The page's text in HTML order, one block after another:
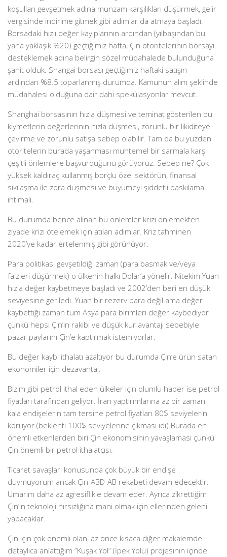
koşulları gevşetmek adına munzam karşılıkları düşürmek, gelir
vergisinde indirime gitmek gibi adımlar da atmaya başladı.
Borsadaki hızlı değer kayıplarının ardından (yılbaşından bu
yana yaklaşık %20) geçtiğimiz hafta, Çin otoritelerinin borsayı
desteklemek adına belirgin sözel müdahalede bulunduğuna
şahit olduk. Shangai borsası geçtiğimiz haftaki satışın
ardından %8.5 toparlanmış durumda. Kamunun alım şeklinde
müdahalesi olduğuna dair dahi spekülasyonlar mevcut.
Shanghai borsasının hızla düşmesi ve teminat gösterilen bu
kıymetlerin değerlerinin hızla düşmesi, zorunlu bir likiditeye
çevirme ve zorunlu satışa sebep olabilir. Tam da bu yüzden
otoritelerin burada yaşanması muhtemel bir sarmala karşı
çeşitli önlemlere başvurduğunu görüyoruz. Sebep ne? Çok
yüksek kaldıraç kullanmış borçlu özel sektörün, finansal
sıkılaşma ile zora düşmesi ve büyümeyi şiddetli baskılama
ihtimali.
Bu durumda bence alınan bu önlemler krizi önlemekten
ziyade krizi ötelemek için atılan adımlar. Kriz tahminen
2020’ye kadar ertelenmiş gibi görünüyor.
Para politikası gevşetildiği zaman (para basmak ve/veya
faizleri düşürmek) o ülkenin halkı Dolar’a yönelir. Nitekim Yuan
hızla değer kaybetmeye başladı ve 2002’den beri en düşük
seviyesine geriledi. Yuan bir rezerv para değil ama değer
kaybettiği zaman tüm Asya para birimleri değer kaybediyor
çünkü hepsi Çin’in rakibi ve düşük kur avantajı sebebiyle
pazar paylarını Çin’e kaptırmak istemiyorlar.
Bu değer kaybı ithalatı azaltıyor bu durumda Çin’e ürün satan
ekonomiler için dezavantaj.
Bizim gibi petrol ithal eden ülkeler için olumlu haber ise petrol
fiyatları tarafından geliyor. İran yaptırımlarına az bir zaman
kala endişelerin tam tersine petrol fiyatları 80$ seviyelerini
koruyor (beklenti 100$ seviyelerine çıkması idi).Burada en
önemli etkenlerden biri Çin ekonomisinin yavaşlaması çünkü
Çin önemli bir petrol ithalatçısı.
Ticaret savaşları konusunda çok büyük bir endişe
duymuyorum ancak Çin-ABD-AB rekabeti devam edecektir.
Umarım daha az agresiflikle devam eder. Ayrıca zikrettiğim
Çin’in teknoloji hırsızlığına mani olmak için ellerinden geleni
yapacaklar.
Çin için çok önemli olan, az önce kısaca diğer makalemde
detaylıca anlattığım ”Kuşak Yol” (İpek Yolu) projesinin içinde